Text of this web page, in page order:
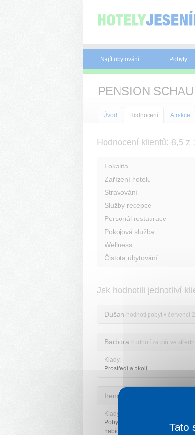
Najít ubytování Pobyty
PENSION
Úvod Hodnocení Atrakce
Hodnocení klientů: 8,5 z
Lokalita
Zařízení hotelu
Stravování
Služby recepce
Personál restaurace
Pokojová služba
Wellness
Čistota ubytování
Jak hodnotili jednotliví
Dušan hodnotí pobyt v červenci
Barbora hodnotí za pár ve
Klady:
Prostředí a okolí
Irena
Klady:
Pobyt hodnotím kladně.Snídaně
nabídka,personál ochotný aTato